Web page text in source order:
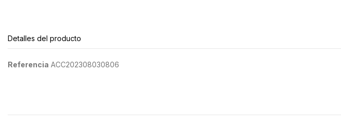
Detalles del producto
Referencia ACC202308030806